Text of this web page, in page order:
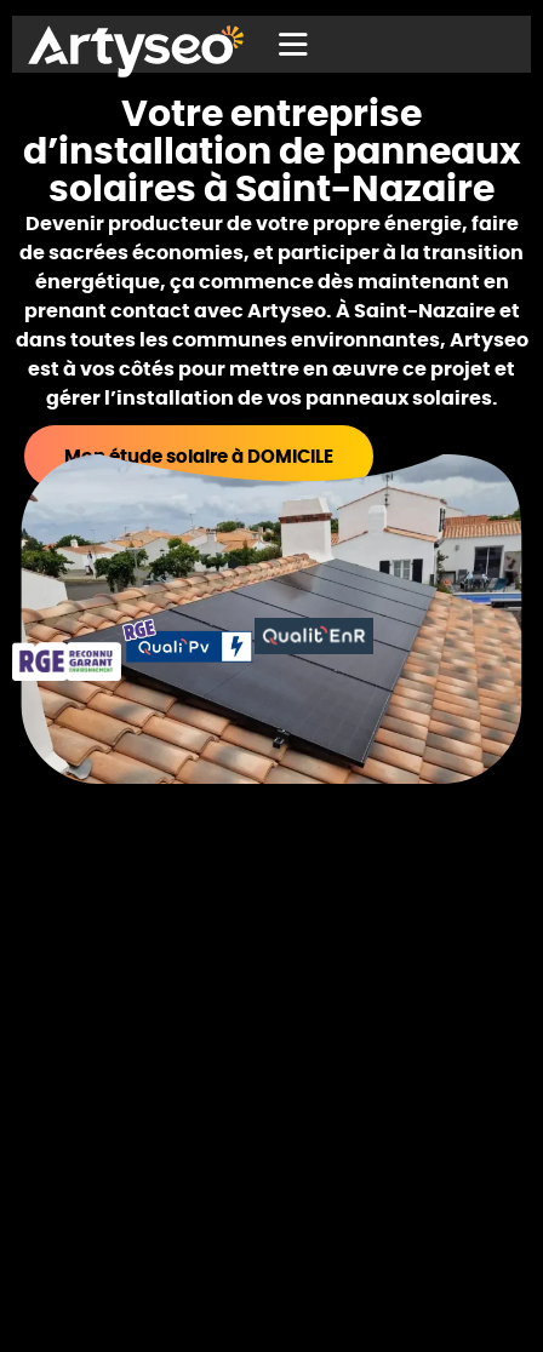
Votre entreprise
d’installation de panneaux
solaires à Saint-Nazaire
Devenir producteur de votre propre énergie, faire
de sacrées économies, et participer à la transition
énergétique, ça commence dès maintenant en
prenant contact avec Artyseo. À Saint-Nazaire et
dans toutes les communes environnantes, Artyseo
est à vos côtés pour mettre en œuvre ce projet et
gérer l’installation de vos panneaux solaires.
Mon étude solaire à DOMICILE